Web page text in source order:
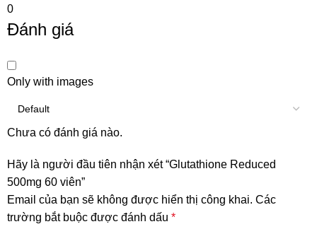
0
Đánh giá
Only with images
Chưa có đánh giá nào.
Hãy là người đầu tiên nhận xét “Glutathione Reduced
500mg 60 viên”
Email của bạn sẽ không được hiển thị công khai. Các
trường bắt buộc được đánh dấu*